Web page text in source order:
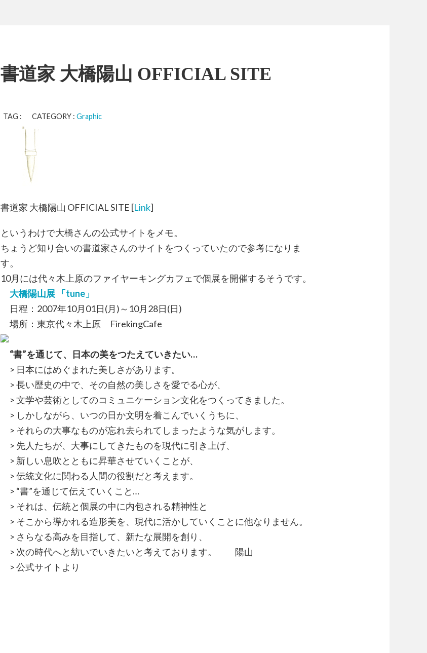
書道家 大橋陽山 OFFICIAL SITE
TAG : CATEGORY : Graphic
書道家 大橋陽山 OFFICIAL SITE [Link]
というわけで大橋さんの公式サイトをメモ。
ちょうど知り合いの書道家さんのサイトをつくっていたので参考になりま
す。
10月には代々木上原のファイヤーキングカフェで個展を開催するそうです。
大橋陽山展 「tune」
日程：2007年10月01日(月)～10月28日(日)
場所：東京代々木上原 FirekingCafe
“書”を通じて、日本の美をつたえていきたい…
> 日本にはめぐまれた美しさがあります。
> 長い歴史の中で、その自然の美しさを愛でる心が、
> 文学や芸術としてのコミュニケーション文化をつくってきました。
> しかしながら、いつの日か文明を着こんでいくうちに、
> それらの大事なものが忘れ去られてしまったような気がします。
> 先人たちが、大事にしてきたものを現代に引き上げ、
> 新しい息吹とともに昇華させていくことが、
> 伝統文化に関わる人間の役割だと考えます。
> “書”を通じて伝えていくこと…
> それは、伝統と個展の中に内包される精神性と
> そこから導かれる造形美を、現代に活かしていくことに他なりません。
> さらなる高みを目指して、新たな展開を創り、
> 次の時代へと紡いでいきたいと考えております。 陽山
> 公式サイトより